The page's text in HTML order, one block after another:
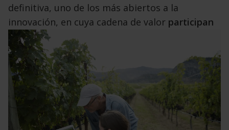
definitiva, uno de los más abiertos a la
innovación, en cuya cadena de valor participan